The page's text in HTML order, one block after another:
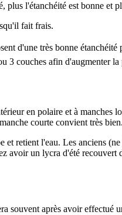
plus l'étanchéité est bonne et
fait frais.
d'une très bonne
3 couches afin d'augmenter
en polaire et à manches
courte convient très bien.
et retient l'eau. Les anciens
avoir un lycra d'été
souvent après avoir effectué